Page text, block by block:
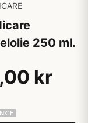
250 ml.
kr